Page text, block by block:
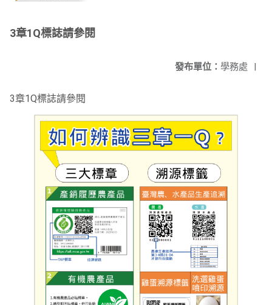
3章1Q標誌請參閱
發布單位： 學務處 |
3章1Q標誌請參閱